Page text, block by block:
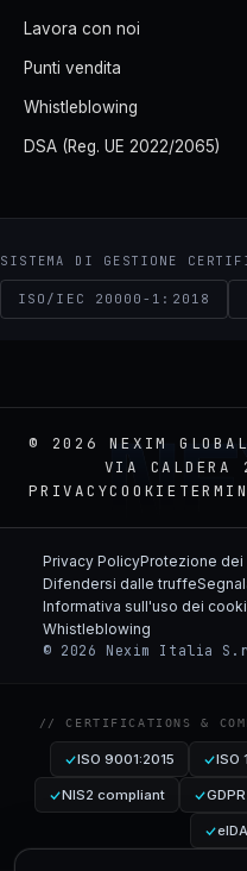
Lavora con noi
Punti vendita
Whistleblowing
DSA (Reg. UE 2022/2065)
SISTEMA DI GESTIONE
ISO/IEC 20000-1:2018
© 2026 NEXIM
VIA
PRIVACYCOOKIE
Privacy PolicyProtezione dei
Difendersi dalle truffe
Informativa sull'uso dei
Whistleblowing
© 2026 Nexim Italia
// CERTIFICATIONS &
ISO 9001:2015 ISO
NIS2 compliant